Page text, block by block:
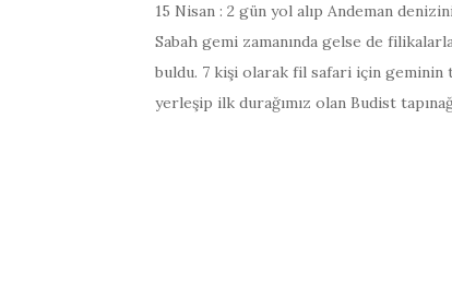
15 Nisan : 2 gün yol alıp Andeman
Sabah gemi zamanında gelse de
buldu. 7 kişi olarak fil safari için
yerleşip ilk durağımız olan Budist